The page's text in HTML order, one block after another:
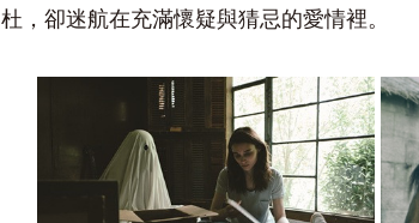
杜，卻迷航在充滿懷疑與猜忌的愛情裡。